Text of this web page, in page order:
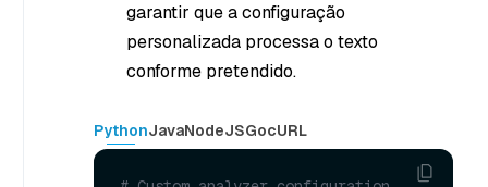
garantir que a configuração
personalizada processa o texto
conforme pretendido.
PythonJavaNodeJSGocURL